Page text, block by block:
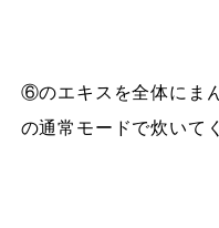
⑥のエキスを全体にま
の通常モードで炊いて